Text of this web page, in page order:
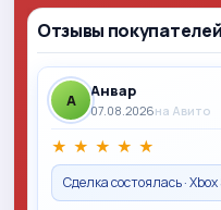
Отзывы покупателей
A Анвар
07.08.2026на Авито
★ ★ ★ ★ ★
Сделка состоялась · Xbox